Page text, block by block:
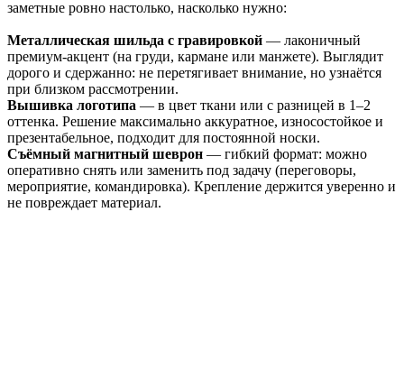
заметные ровно настолько, насколько нужно:
Металлическая шильда с гравировкой — лаконичный
премиум‑акцент (на груди, кармане или манжете). Выглядит
дорого и сдержанно: не перетягивает внимание, но узнаётся
при близком рассмотрении.
Вышивка логотипа — в цвет ткани или с разницей в 1–2
оттенка. Решение максимально аккуратное, износостойкое и
презентабельное, подходит для постоянной носки.
Съёмный магнитный шеврон — гибкий формат: можно
оперативно снять или заменить под задачу (переговоры,
мероприятие, командировка). Крепление держится уверенно и
не повреждает материал.